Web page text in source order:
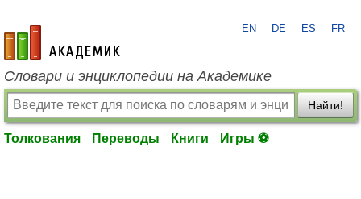
academic.ru
EN DE ES FR
Словари и энциклопедии на Академике
Найти!
Толкования Переводы Книги Игры ⚽